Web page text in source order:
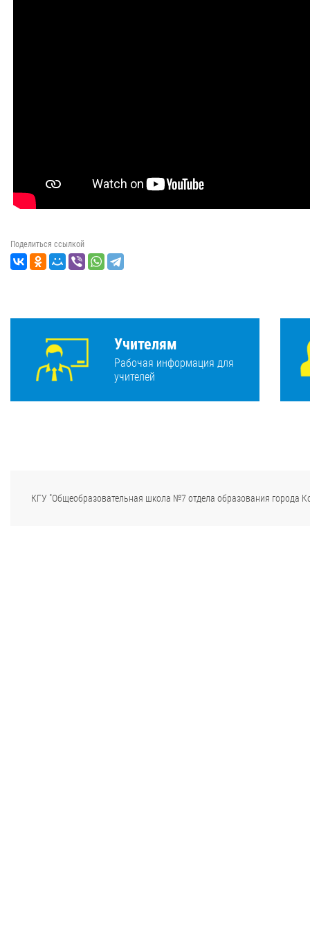
Поделиться ссылкой
Учителям
Рабочая информация для
учителей
КГУ "Общеобразовательная школа №7 отдела образования города